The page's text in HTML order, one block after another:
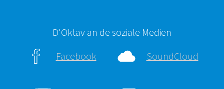
D'Oktav an de soziale Medien
Facebook
SoundCloud